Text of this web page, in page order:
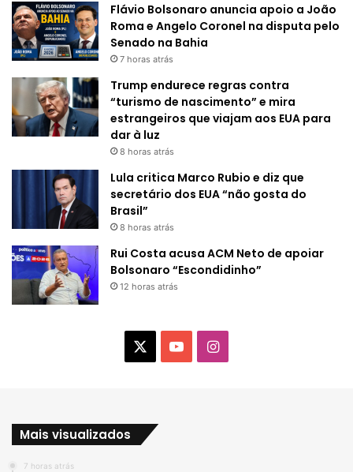
Flávio Bolsonaro anuncia apoio a João
Roma e Angelo Coronel na disputa pelo
Senado na Bahia
7 horas atrás
Trump endurece regras contra
“turismo de nascimento” e mira
estrangeiros que viajam aos EUA para
dar à luz
8 horas atrás
Lula critica Marco Rubio e diz que
secretário dos EUA “não gosta do
Brasil”
8 horas atrás
Rui Costa acusa ACM Neto de apoiar
Bolsonaro “Escondidinho”
12 horas atrás
I
Mais visualizados
7 horas atrás